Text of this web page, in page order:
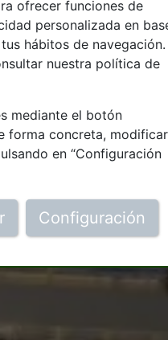
ofrecer funciones de
personalizada en
hábitos de navegación.
nuestra política de
mediante el botón
forma concreta, modificar
en “Configuración
Configuración